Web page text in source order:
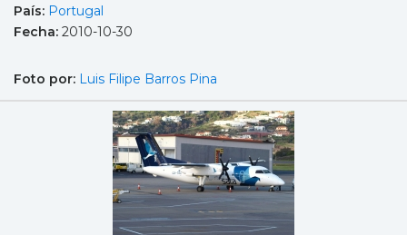
País: Portugal
Fecha: 2010-10-30
Foto por: Luis Filipe Barros Pina